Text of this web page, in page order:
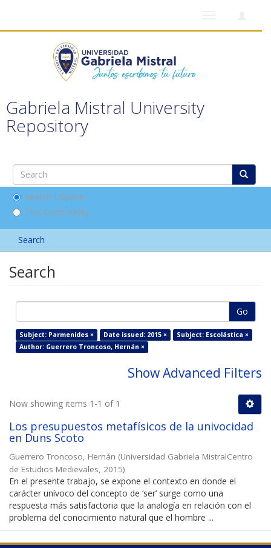
Gabriela Mistral University
Repository
Search DSpace
This Community
Search
Search
Go
Subject: Parmenides × Date issued: 2015 ×
Subject: Escolástica ×
Author: Guerrero Troncoso, Hernán ×
Show Advanced Filters
Now showing items 1-1 of 1
Los presupuestos metafísicos de la univocidad
en Duns Scoto
Guerrero Troncoso, Hernán (Universidad Gabriela MistralCentro
de Estudios Medievales, 2015)
En el presente trabajo, se expone el contexto en donde el
carácter unívoco del concepto de ‘ser’ surge como una
respuesta más satisfactoria que la analogía en relación con el
problema del conocimiento natural que el hombre ...